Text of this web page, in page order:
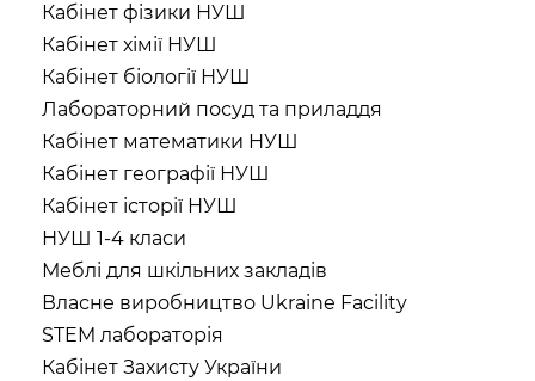
Кабінет фізики НУШ
Кабінет хімії НУШ
Кабінет біології НУШ
Лабораторний посуд та приладдя
Кабінет математики НУШ
Кабінет географії НУШ
Кабінет історії НУШ
НУШ 1-4 класи
Меблі для шкільних закладів
Власне виробництво Ukraine Facility
STEM лабораторія
Кабінет Захисту України